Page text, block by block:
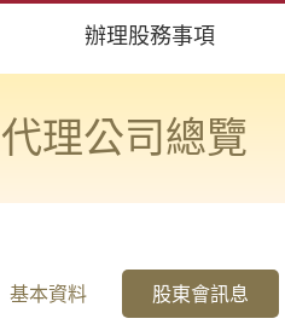
辦理股務事項
代理公司總覽
基本資料 股東會訊息